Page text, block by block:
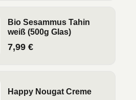
Bio Sesammus Tahin
weiß (500g Glas)
7,99 €
Happy Nougat Creme